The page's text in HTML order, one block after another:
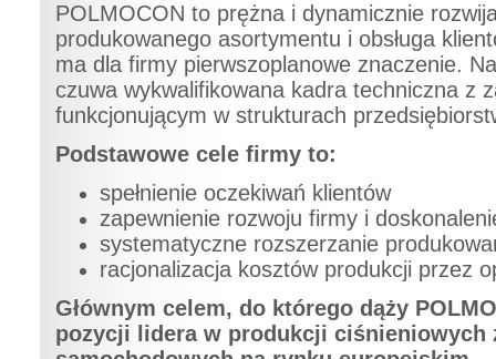
POLMOCON to prężna i dynamicznie
produkowanego asortymentu i obsługa
ma dla firmy pierwszoplanowe znaczenie.
czuwa wykwalifikowana kadra techniczna z
funkcjonującym w strukturach
Podstawowe cele firmy to:
spełnienie oczekiwań klientów
zapewnienie rozwoju firmy i
systematyczne rozszerzanie
racjonalizacja kosztów produkcji przez
Głównym celem, do którego dąży
pozycji lidera w produkcji ciśnieniowych